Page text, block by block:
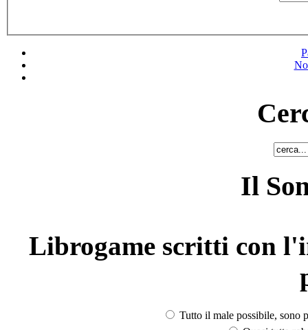
Il
Librogame scritti con
Tutto il male possibile, sono